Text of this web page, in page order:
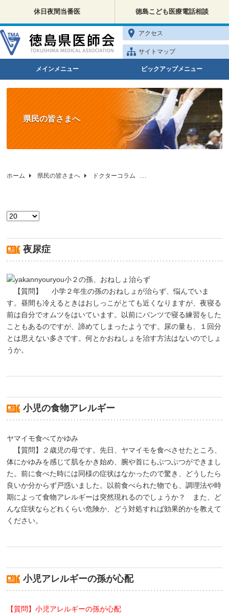
休日夜間当番医 徳島こども医療電話相談
アクセス
サイトマップ
メインメニュー ピックアップメニュー
県民の皆さまへ
ホーム 県民の皆さまへ ドクターコラム
表示数
夜尿症
小２の孫、おねしょ治らず
【質問】 小学２年生の孫のおねしょが治らず、悩んでいま
す。昼間も冷えるときはおしっこがとても近くなりますが、夜寝る
前は自分でオムツをはいています。以前にパンツで寝る練習をした
こともあるのですが、諦めてしまったようです。尿の量も、１回分
とは思えない多さです。何とかおねしょを治す方法はないのでしょ
うか。
小児の食物アレルギー
ヤマイモ食べてかゆみ
【質問】２歳児の母です。先日、ヤマイモを食べさせたところ、
体にかゆみを感じて肌をかき始め、腕や首にもぶつぶつができまし
た。前に食べた時には同様の症状はなかったので驚き、どうしたら
良いか分からず戸惑いました。以前食べられた物でも、調理法や時
期によって食物アレルギーは突然現れるのでしょうか？ また、ど
んな症状ならどれくらい危険か、どう対処すれば効果的かを教えて
ください。
小児アレルギーの孫が心配
【質問】小児アレルギーの孫が心配